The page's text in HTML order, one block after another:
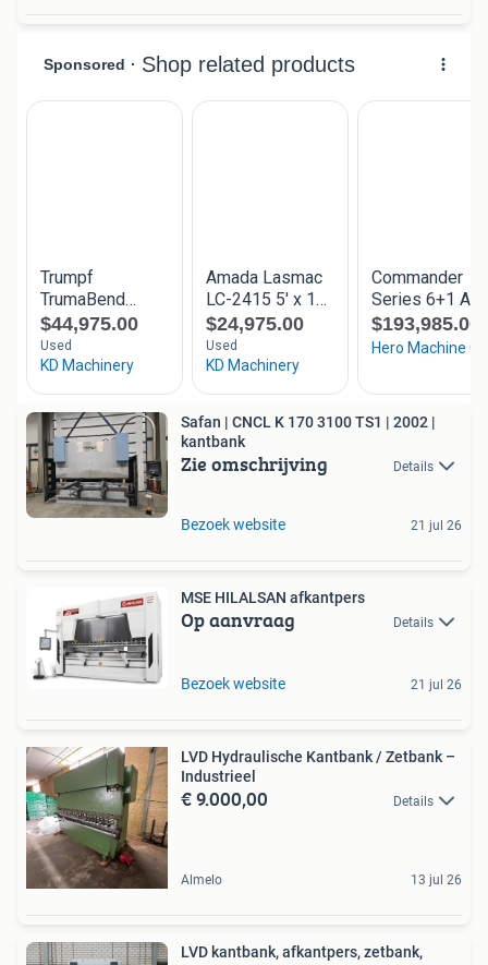
Safan | CNCL K 170 3100 TS1 | 2002 |
kantbank
Zie omschrijving Details
Bezoek website 21 jul 26
MSE HILALSAN afkantpers
Op aanvraag Details
Bezoek website 21 jul 26
LVD Hydraulische Kantbank / Zetbank –
Industrieel
€ 9.000,00 Details
Almelo 13 jul 26
LVD kantbank, afkantpers, zetbank,